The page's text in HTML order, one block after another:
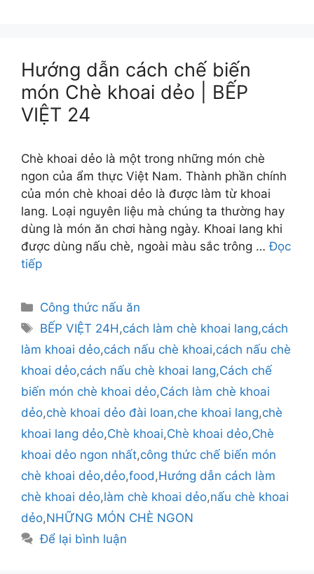
Hướng dẫn cách chế biến
món Chè khoai dẻo | BẾP
VIỆT 24
Chè khoai dẻo là một trong những món chè
ngon của ẩm thực Việt Nam. Thành phần chính
của món chè khoai dẻo là được làm từ khoai
lang. Loại nguyên liệu mà chúng ta thường hay
dùng là món ăn chơi hàng ngày. Khoai lang khi
được dùng nấu chè, ngoài màu sắc trông …Đọc
tiếp
Danh
mục
Công thức nấu ăn
Thẻ
BẾP VIỆT 24H,cách làm chè khoai lang,cách
làm khoai dẻo,cách nấu chè khoai,cách nấu chè
khoai dẻo,cách nấu chè khoai lang,Cách chế
biến món chè khoai dẻo,Cách làm chè khoai
dẻo,chè khoai dẻo đài loan,che khoai lang,chè
khoai lang dẻo,Chè khoai,Chè khoai dẻo,Chè
khoai dẻo ngon nhất,công thức chế biến món
chè khoai dẻo,dẻo,food,Hướng dẫn cách làm
chè khoai dẻo,làm chè khoai dẻo,nấu chè khoai
dẻo,NHỮNG MÓN CHÈ NGON
Để lại bình luận